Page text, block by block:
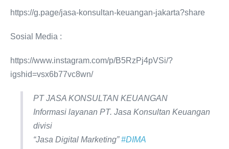
https://g.page/jasa-konsultan-keuangan-jakarta?share
Sosial Media :
https://www.instagram.com/p/B5RzPj4pVSi/?
igshid=vsx6b77vc8wn/
PT JASA KONSULTAN KEUANGAN
Informasi layanan PT. Jasa Konsultan Keuangan
divisi
“Jasa Digital Marketing”#DIMA